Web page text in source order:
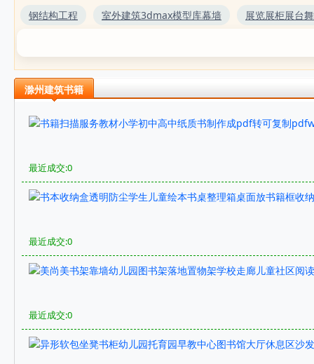
钢结构工程
室外建筑3dmax模型库幕墙 展览展柜展台
滁州建筑书籍
最近成交:0
最近成交:0
最近成交:0